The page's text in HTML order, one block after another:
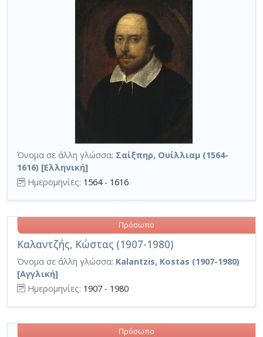
Όνομα σε άλλη γλώσσα: Σαίξπηρ, Ουίλλιαμ (1564-
1616) [Ελληνική]
Ημερομηνίες: 1564 - 1616
Καλαντζής, Κώστας (1907-1980)
Πρόσωπο
Όνομα σε άλλη γλώσσα: Kalantzis, Kostas (1907-1980)
[Αγγλική]
Ημερομηνίες: 1907 - 1980
Πρόσωπο